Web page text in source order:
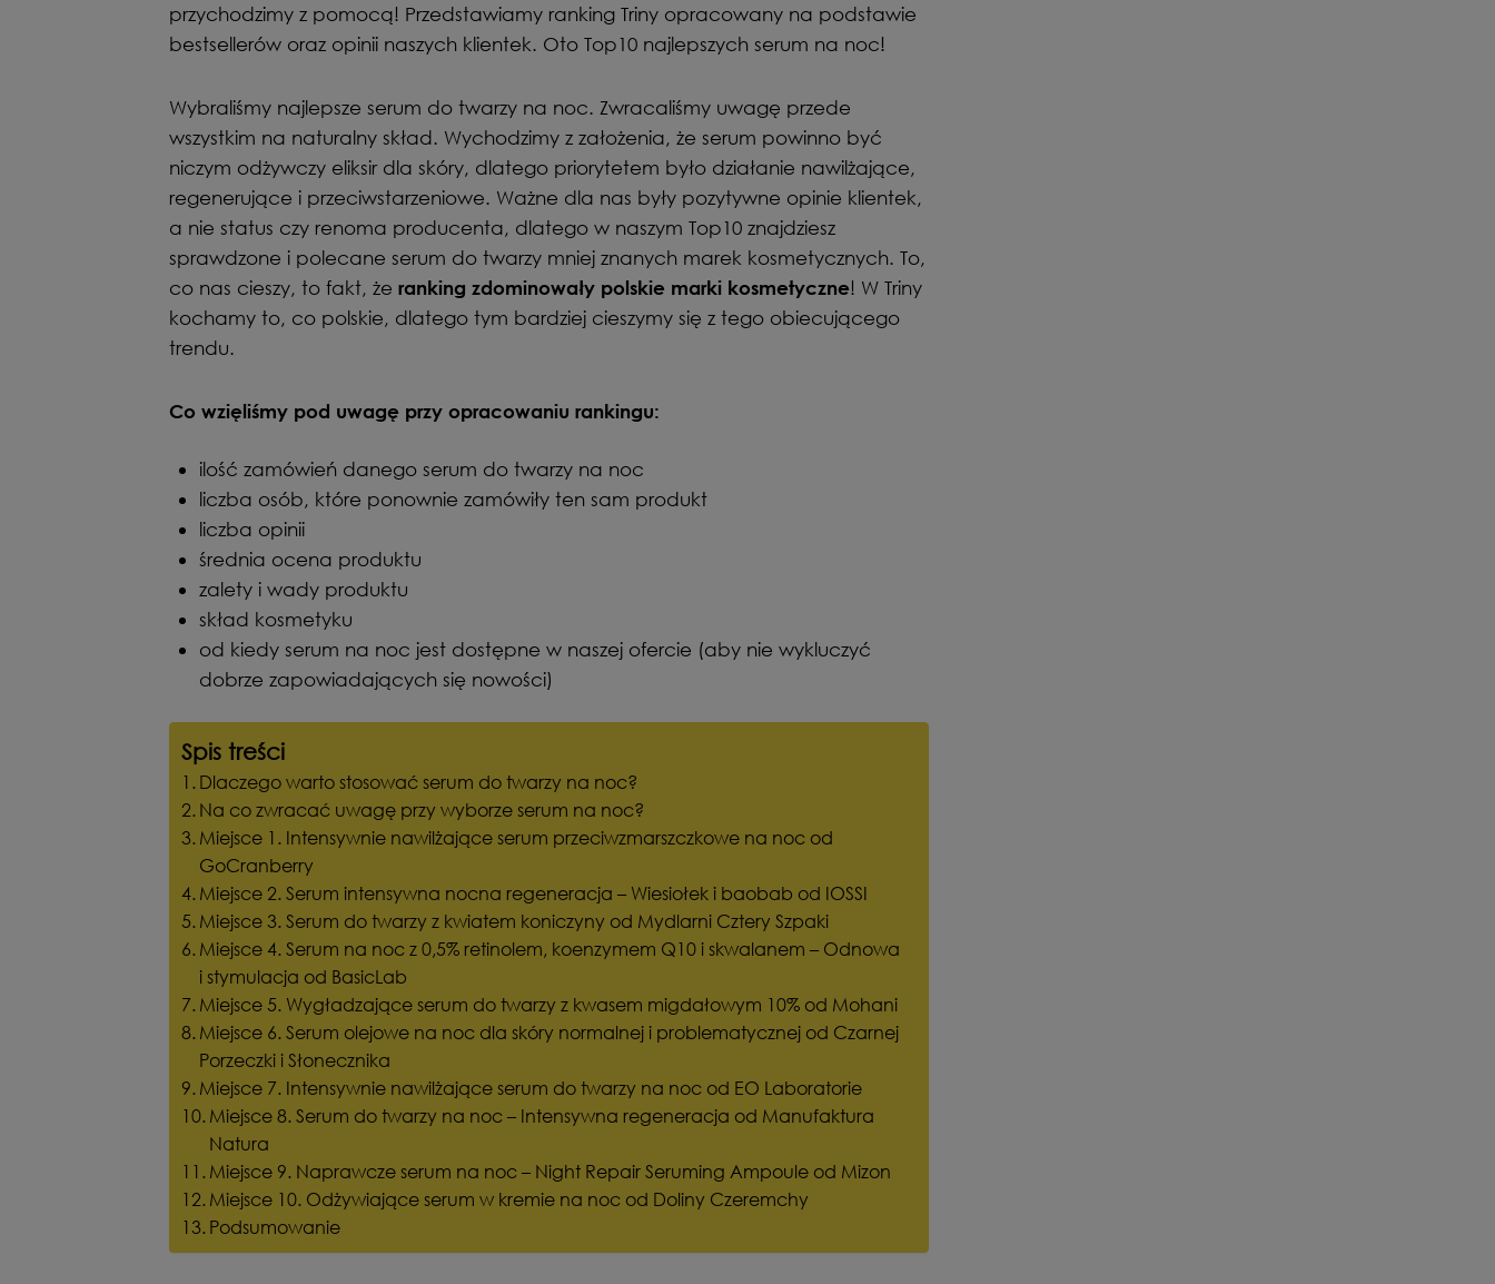
przychodzimy z pomocą! Przedstawiamy ranking Triny opracowany na podstawie
bestsellerów oraz opinii naszych klientek. Oto Top10 najlepszych serum na noc!
Wybraliśmy najlepsze serum do twarzy na noc. Zwracaliśmy uwagę przede
wszystkim na naturalny skład. Wychodzimy z założenia, że serum powinno być
niczym odżywczy eliksir dla skóry, dlatego priorytetem było działanie nawilżające,
regenerujące i przeciwstarzeniowe. Ważne dla nas były pozytywne opinie klientek,
a nie status czy renoma producenta, dlatego w naszym Top10 znajdziesz
sprawdzone i polecane serum do twarzy mniej znanych marek kosmetycznych. To,
co nas cieszy, to fakt, że ranking zdominowały polskie marki kosmetyczne! W Triny
kochamy to, co polskie, dlatego tym bardziej cieszymy się z tego obiecującego
trendu.
Co wzięliśmy pod uwagę przy opracowaniu rankingu:
ilość zamówień danego serum do twarzy na noc
liczba osób, które ponownie zamówiły ten sam produkt
liczba opinii
średnia ocena produktu
zalety i wady produktu
skład kosmetyku
od kiedy serum na noc jest dostępne w naszej ofercie (aby nie wykluczyć
dobrze zapowiadających się nowości)
Spis treści
Dlaczego warto stosować serum do twarzy na noc?
Na co zwracać uwagę przy wyborze serum na noc?
Miejsce 1. Intensywnie nawilżające serum przeciwzmarszczkowe na noc od
GoCranberry
Miejsce 2. Serum intensywna nocna regeneracja – Wiesiołek i baobab od IOSSI
Miejsce 3. Serum do twarzy z kwiatem koniczyny od Mydlarni Cztery Szpaki
Miejsce 4. Serum na noc z 0,5% retinolem, koenzymem Q10 i skwalanem – Odnowa
i stymulacja od BasicLab
Miejsce 5. Wygładzające serum do twarzy z kwasem migdałowym 10% od Mohani
Miejsce 6. Serum olejowe na noc dla skóry normalnej i problematycznej od Czarnej
Porzeczki i Słonecznika
Miejsce 7. Intensywnie nawilżające serum do twarzy na noc od EO Laboratorie
Miejsce 8. Serum do twarzy na noc – Intensywna regeneracja od Manufaktura
Natura
Miejsce 9. Naprawcze serum na noc – Night Repair Seruming Ampoule od Mizon
Miejsce 10. Odżywiające serum w kremie na noc od Doliny Czeremchy
Podsumowanie